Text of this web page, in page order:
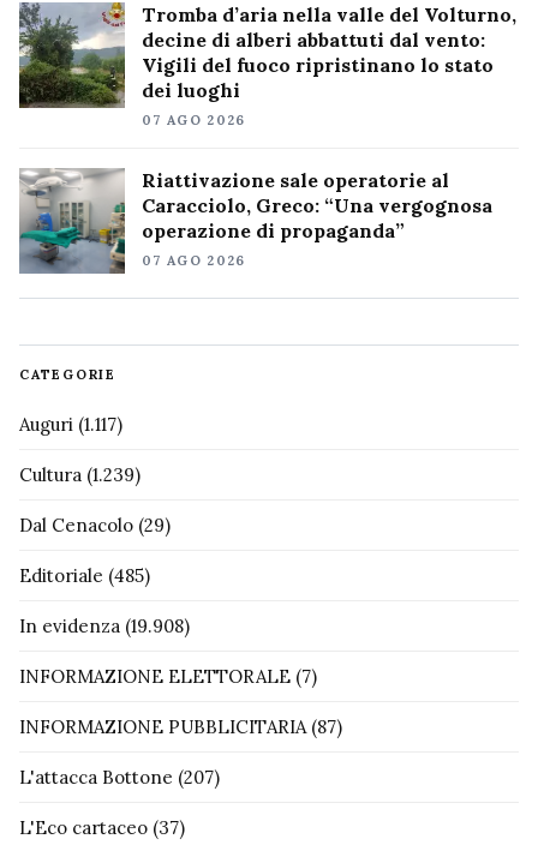
Tromba d’aria nella valle del Volturno,
decine di alberi abbattuti dal vento:
Vigili del fuoco ripristinano lo stato
dei luoghi
07 AGO 2026
Riattivazione sale operatorie al
Caracciolo, Greco: “Una vergognosa
operazione di propaganda”
07 AGO 2026
CATEGORIE
Auguri (1.117)
Cultura (1.239)
Dal Cenacolo (29)
Editoriale (485)
In evidenza (19.908)
INFORMAZIONE ELETTORALE (7)
INFORMAZIONE PUBBLICITARIA (87)
L'attacca Bottone (207)
L'Eco cartaceo (37)